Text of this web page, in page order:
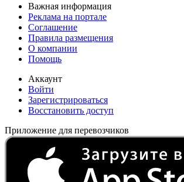
Важная информация
Реклама на портале
Соглашение
Правила размещения
О компании
Помощь
Аккаунт
Войти
Зарегистрироваться
Восстановить доступ
Приложение для перевозчиков